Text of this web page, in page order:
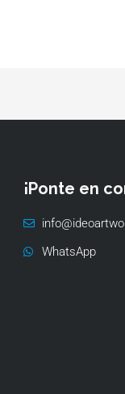
¡Ponte en
WhatsApp